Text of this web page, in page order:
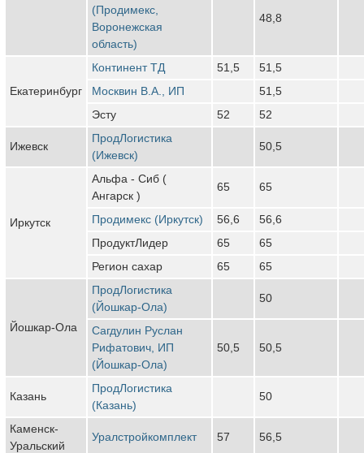
(Продимекс,
Воронежская
область)
48,8
Екатеринбург
Континент ТД 51,5
51,5
Москвин В.А., ИП
51,5
Эсту
52 52
Ижевск
ПродЛогистика
(Ижевск)
50,5
Иркутск
Альфа - Сиб (
Ангарск )
65 65
Продимекс (Иркутск) 56,6
56,6
ПродуктЛидер
65
65
Регион сахар
65 65
Йошкар-Ола
ПродЛогистика
(Йошкар-Ола)
50
Сагдулин Руслан
Рифатович, ИП
(Йошкар-Ола)
50,5 50,5
Казань
ПродЛогистика
(Казань)
50
Каменск-
Уральский
Уралстройкомплект 57 56,5